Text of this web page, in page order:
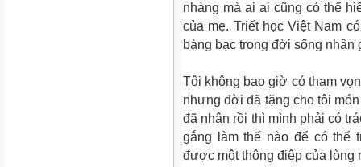
nhàng mà ai ai cũng có thể
của mẹ. Triết học Việt Nam
bàng bạc trong đời sống nhân
Tôi không bao giờ có tham
nhưng đời đã tặng cho tôi
đã nhận rồi thì mình phải có
gắng làm thế nào để có thể
được một thông điệp của lòng